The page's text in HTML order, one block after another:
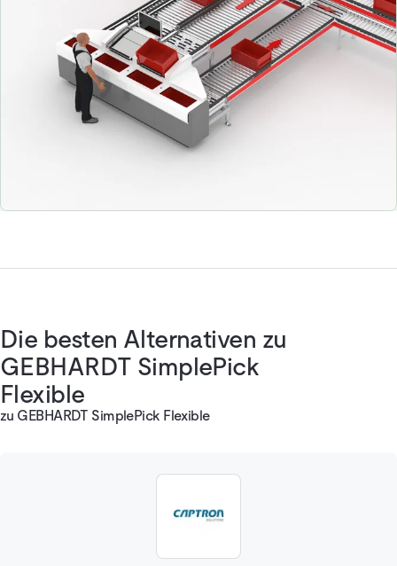
Die besten Alternativen zu
GEBHARDT SimplePick
Flexible
zu GEBHARDT SimplePick Flexible